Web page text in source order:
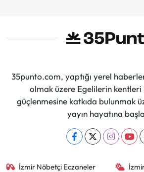
35punto.com, yaptığı yerel
olmak üzere Egelilerin kentleri
güçlenmesine katkıda bulunmak
yayın hayatına
İzmir Nöbetçi Eczaneler